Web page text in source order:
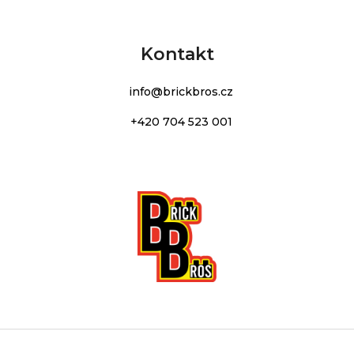
Kontakt
info@brickbros.cz
+420 704 523 001